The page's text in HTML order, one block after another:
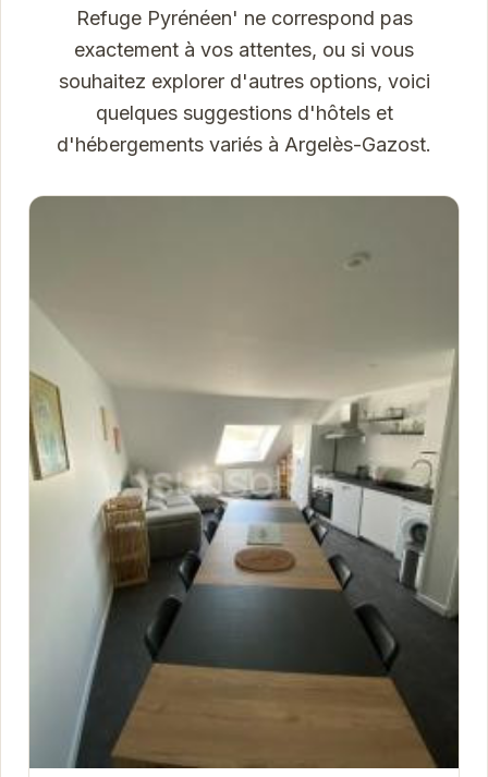
Refuge Pyrénéen' ne correspond pas
exactement à vos attentes, ou si vous
souhaitez explorer d'autres options, voici
quelques suggestions d'hôtels et
d'hébergements variés à Argelès-Gazost.